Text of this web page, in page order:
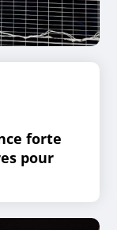
forte
pour